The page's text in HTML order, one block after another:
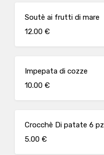
Soutè ai frutti di mare
12.00 €
Impepata di cozze
10.00 €
Crocchè Di patate 6 pz
5.00 €